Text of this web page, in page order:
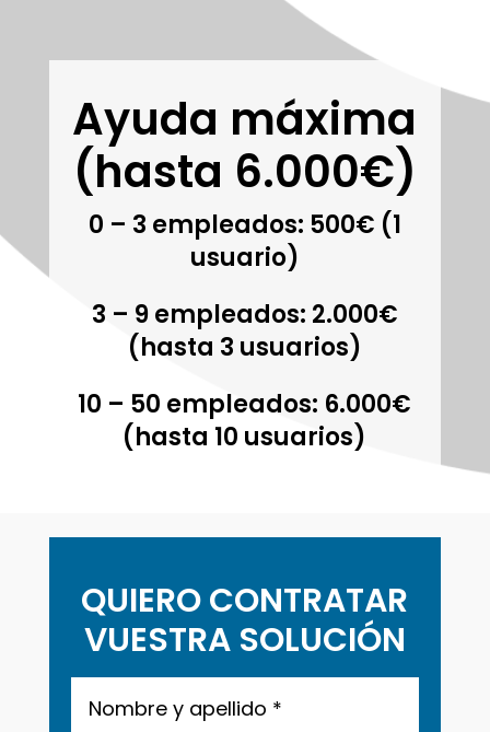
Ayuda máxima
(hasta 6.000€)
0 – 3 empleados: 500€ (1
usuario)
3 – 9 empleados: 2.000€
(hasta 3 usuarios)
10 – 50 empleados: 6.000€
(hasta 10 usuarios)
QUIERO CONTRATAR
VUESTRA SOLUCIÓN